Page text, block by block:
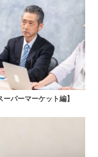
パーマーケット編】